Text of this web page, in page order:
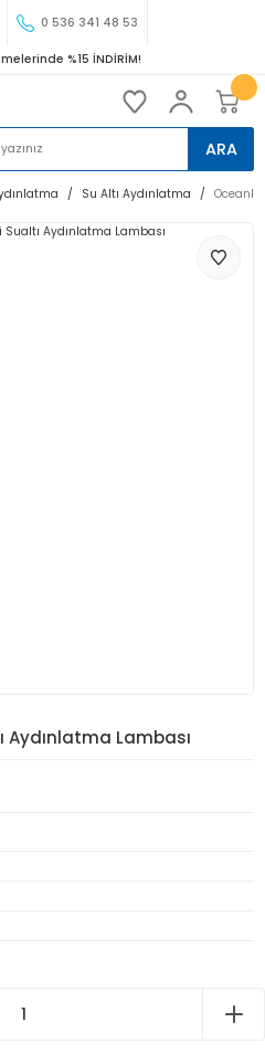
0 536 341 48 53
%15 İNDİRİM!
ARA
Su Altı Aydınlatma
Aydınlatma Lambası